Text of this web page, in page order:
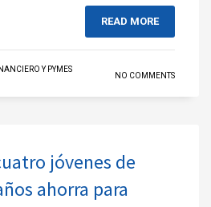
READ MORE
Y PYMES
NO COMMENTS
jóvenes de
ahorra para